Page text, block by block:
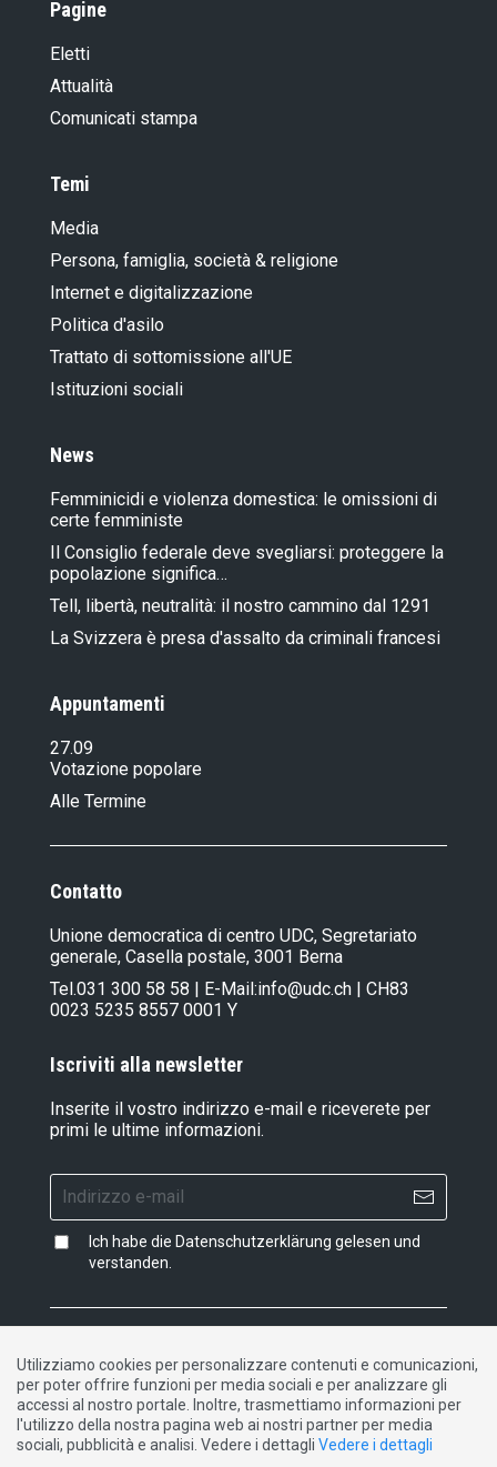
Pagine
Eletti
Attualità
Comunicati stampa
Temi
Media
Persona, famiglia, società & religione
Internet e digitalizzazione
Politica d'asilo
Trattato di sottomissione all'UE
Istituzioni sociali
News
Femminicidi e violenza domestica: le omissioni di
certe femministe
Il Consiglio federale deve svegliarsi: proteggere la
popolazione significa…
Tell, libertà, neutralità: il nostro cammino dal 1291
La Svizzera è presa d'assalto da criminali francesi
Appuntamenti
27.09
Votazione popolare
Alle Termine
Contatto
Unione democratica di centro UDC, Segretariato
generale, Casella postale, 3001 Berna
Tel.031 300 58 58 | E-Mail:info@udc.ch | CH83
0023 5235 8557 0001 Y
Iscriviti alla newsletter
Inserite il vostro indirizzo e-mail e riceverete per
primi le ultime informazioni.
Ich habe die Datenschutzerklärung gelesen und
verstanden.
Contatto
DE FR IT
Utilizziamo cookies per personalizzare contenuti e comunicazioni,
per poter offrire funzioni per media sociali e per analizzare gli
accessi al nostro portale. Inoltre, trasmettiamo informazioni per
l'utilizzo della nostra pagina web ai nostri partner per media
sociali, pubblicità e analisi. Vedere i dettagli Vedere i dettagli